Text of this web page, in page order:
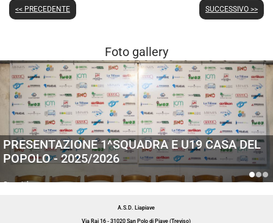
<< PRECEDENTE SUCCESSIVO >>
Foto gallery
PRESENTAZIONE 1^SQUADRA E U19 CASA DEL
POPOLO - 2025/2026
Generiche
A.S.D. Liapiave
Via Rai 16 - 31020 San Polo di Piave (Treviso)